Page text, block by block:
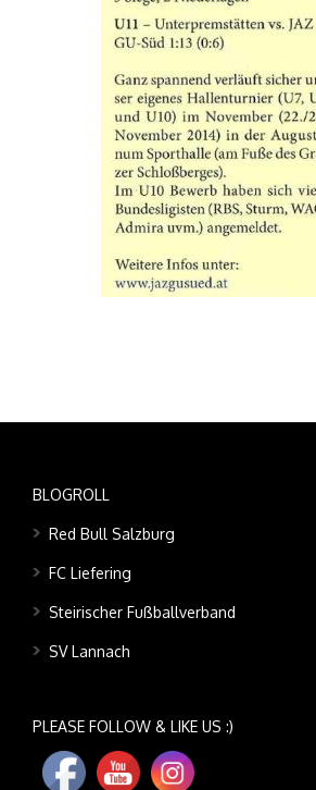
BLOGROLL
Red Bull Salzburg
FC Liefering
Steirischer Fußballverband
SV Lannach
PLEASE FOLLOW & LIKE US :)